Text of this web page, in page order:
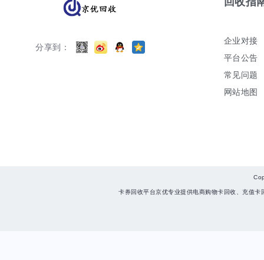
分享到：
企业对接
平台公告
常见问题
网站地图
卡券回收平台京优专业提供电商购物卡回收、充值